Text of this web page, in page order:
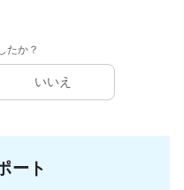
たか？
いいえ
ート